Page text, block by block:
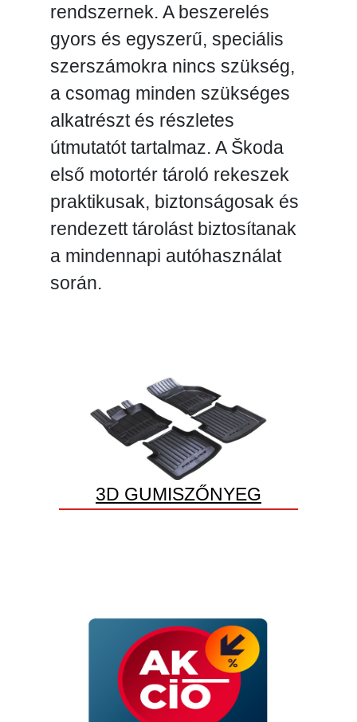
rendszernek. A beszerelés
gyors és egyszerű, speciális
szerszámokra nincs szükség,
a csomag minden szükséges
alkatrészt és részletes
útmutatót tartalmaz. A Škoda
első motortér tároló rekeszek
praktikusak, biztonságosak és
rendezett tárolást biztosítanak
a mindennapi autóhasználat
során.
3D GUMISZŐNYEG